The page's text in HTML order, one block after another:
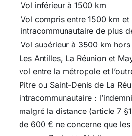
Vol inférieur à 1500 km
Vol compris entre 1500 km
intracommunautaire de plus
Vol supérieur à 3500 km
Les Antilles, La Réunion et
vol entre la métropole et
Pitre ou Saint-Denis de La
intracommunautaire :
malgré la distance (article 7
de 600 € ne concerne que